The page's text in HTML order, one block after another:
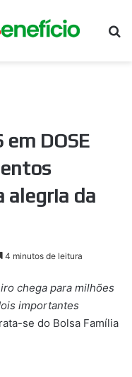
em DOSE
alegria da
4 minutos de leitura
chega para milhões
importantes
se do Bolsa Família